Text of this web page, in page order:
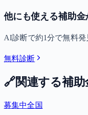
他にも使える補助金
AI診断で約1分で無料発
無料診断
🔗関連する補助
募集中全国